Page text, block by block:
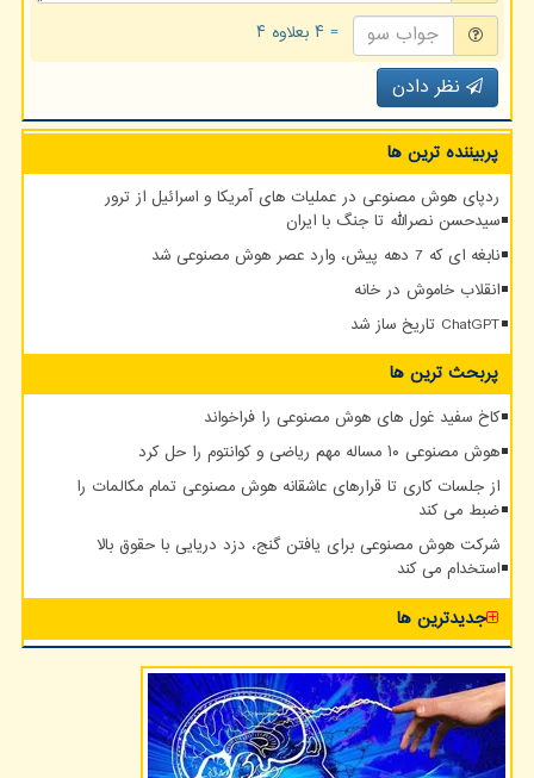
= ۴ بعلاوه ۴
نظر دادن
پربیننده ترین ها
ردپای هوش مصنوعی در عملیات های آمریکا و اسرائیل از ترور
سیدحسن نصرالله تا جنگ با ایران
نابغه ای که 7 دهه پیش، وارد عصر هوش مصنوعی شد
انقلاب خاموش در خانه
ChatGPT تاریخ ساز شد
پربحث ترین ها
کاخ سفید غول های هوش مصنوعی را فراخواند
هوش مصنوعی ۱۰ مساله مهم ریاضی و کوانتوم را حل کرد
از جلسات کاری تا قرارهای عاشقانه هوش مصنوعی تمام مکالمات را
ضبط می کند
شرکت هوش مصنوعی برای یافتن گنج، دزد دریایی با حقوق بالا
استخدام می کند
جدیدترین ها